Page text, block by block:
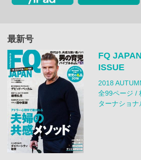
最新号
FQ
ISSUE
2018
全99ページ /
ターナショナ